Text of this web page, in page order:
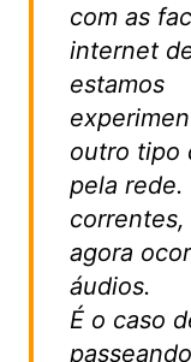
com as
internet
estamos
outro tipo
pela rede.
agora
áudios.
É o caso